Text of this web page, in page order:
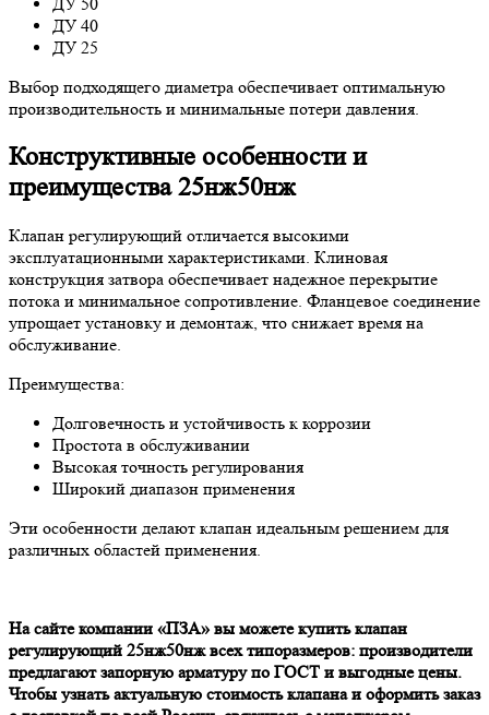
ДУ 40
ДУ 25
Выбор подходящего диаметра обеспечивает оптимальную
производительность и минимальные потери давления.
Конструктивные особенности и
преимущества 25нж50нж
Клапан регулирующий отличается высокими
эксплуатационными характеристиками. Клиновая
конструкция затвора обеспечивает надежное перекрытие
потока и минимальное сопротивление. Фланцевое соединение
упрощает установку и демонтаж, что снижает время на
обслуживание.
Преимущества:
Долговечность и устойчивость к коррозии
Простота в обслуживании
Высокая точность регулирования
Широкий диапазон применения
Эти особенности делают клапан идеальным решением для
различных областей применения.
На сайте компании «ПЗА» вы можете купить клапан
регулирующий 25нж50нж всех типоразмеров: производители
предлагают запорную арматуру по ГОСТ и выгодные цены.
Чтобы узнать актуальную стоимость клапана и оформить заказ